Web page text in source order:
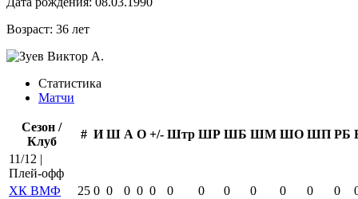
Возраст: 36 лет
Статистика
Матчи
Сезон /
Клуб
# И Ш А О +/- Штр ШР ШБ ШМ ШО ШП РБ
11/12 |
Плей-офф
ХК ВМФ
25 0 0 0 0 0 0 0 0 0 0 0 0